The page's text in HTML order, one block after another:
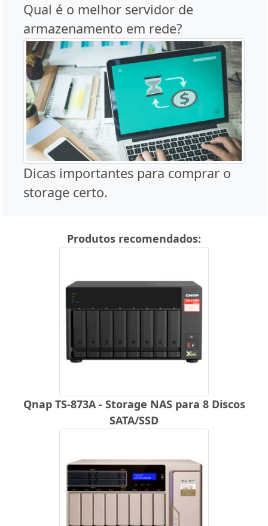
Qual é o melhor servidor de
armazenamento em rede?
Dicas importantes para comprar o
storage certo.
Produtos recomendados:
Qnap TS-873A - Storage NAS para 8 Discos
SATA/SSD